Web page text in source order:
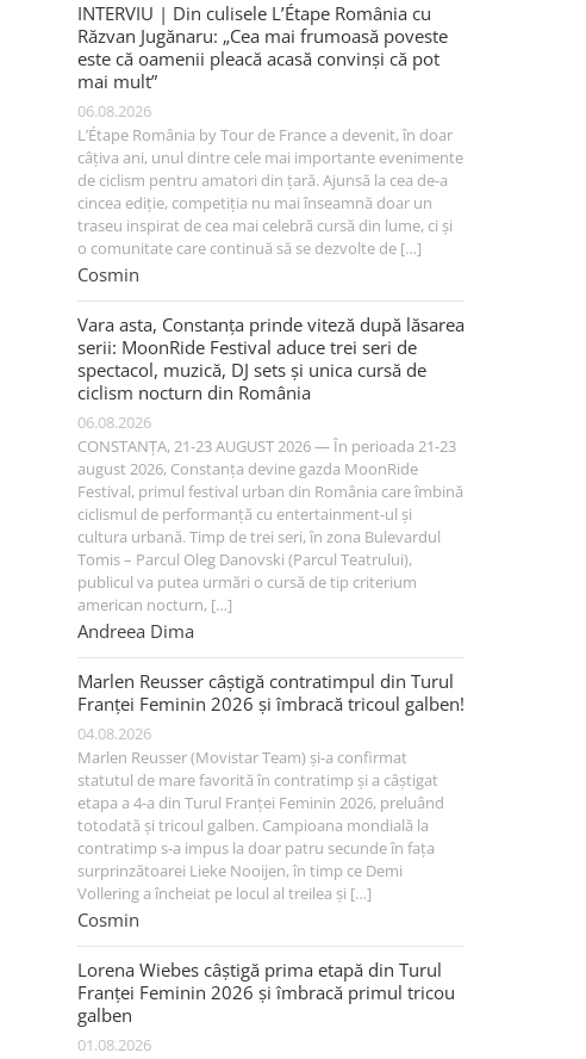
INTERVIU | Din culisele L’Étape România cu
Răzvan Jugănaru: „Cea mai frumoasă poveste
este că oamenii pleacă acasă convinși că pot
mai mult”
06.08.2026
L’Étape România by Tour de France a devenit, în doar
câțiva ani, unul dintre cele mai importante evenimente
de ciclism pentru amatori din țară. Ajunsă la cea de-a
cincea ediție, competiția nu mai înseamnă doar un
traseu inspirat de cea mai celebră cursă din lume, ci și
o comunitate care continuă să se dezvolte de […]
Cosmin
Vara asta, Constanța prinde viteză după lăsarea
serii: MoonRide Festival aduce trei seri de
spectacol, muzică, DJ sets și unica cursă de
ciclism nocturn din România
06.08.2026
CONSTANȚA, 21-23 AUGUST 2026 — În perioada 21-23
august 2026, Constanța devine gazda MoonRide
Festival, primul festival urban din România care îmbină
ciclismul de performanță cu entertainment-ul și
cultura urbană. Timp de trei seri, în zona Bulevardul
Tomis – Parcul Oleg Danovski (Parcul Teatrului),
publicul va putea urmări o cursă de tip criterium
american nocturn, […]
Andreea Dima
Marlen Reusser câștigă contratimpul din Turul
Franței Feminin 2026 și îmbracă tricoul galben!
04.08.2026
Marlen Reusser (Movistar Team) și-a confirmat
statutul de mare favorită în contratimp și a câștigat
etapa a 4-a din Turul Franței Feminin 2026, preluând
totodată și tricoul galben. Campioana mondială la
contratimp s-a impus la doar patru secunde în fața
surprinzătoarei Lieke Nooijen, în timp ce Demi
Vollering a încheiat pe locul al treilea și […]
Cosmin
Lorena Wiebes câștigă prima etapă din Turul
Franței Feminin 2026 și îmbracă primul tricou
galben
01.08.2026